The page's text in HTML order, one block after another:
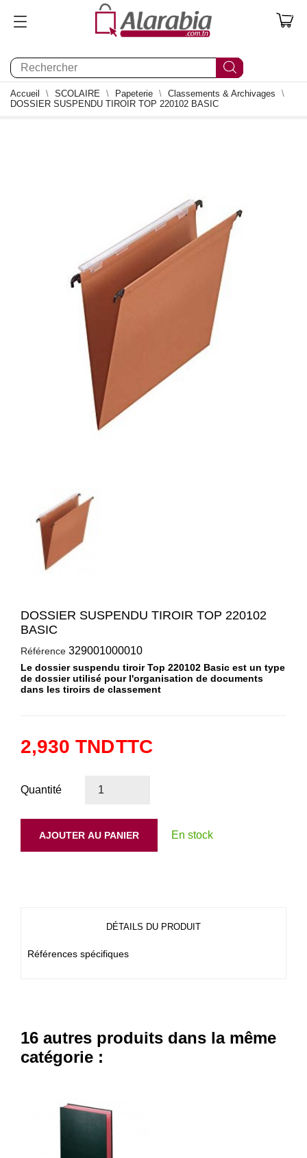
0
Accueil SCOLAIRE Papeterie
Classements & Archivages
DOSSIER SUSPENDU TIROIR TOP 220102 BASIC
DOSSIER SUSPENDU TIROIR TOP 220102
BASIC
Référence 329001000010
Le dossier suspendu tiroir Top 220102 Basic est un type
de dossier utilisé pour l'organisation de documents
dans les tiroirs de classement
2,930 TNDTTC
Quantité
AJOUTER AU PANIER En stock
DÉTAILS DU PRODUIT
Références spécifiques
16 autres produits dans la même
catégorie :